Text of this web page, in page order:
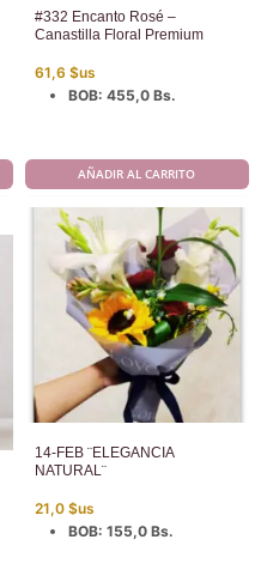
#332 Encanto Rosé –
Canastilla Floral Premium
61,6 $us
BOB: 455,0 Bs.
AÑADIR AL CARRITO
14-FEB ¨ELEGANCIA
NATURAL¨
21,0 $us
BOB: 155,0 Bs.